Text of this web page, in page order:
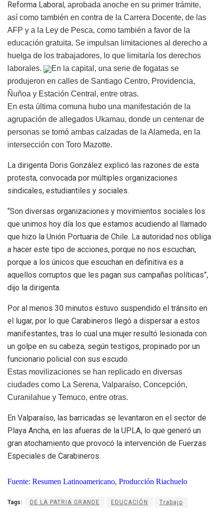
Reforma Laboral, aprobada anoche en su primer trámite,
así como también en contra de la Carrera Docente, de las
AFP y a la Ley de Pesca, como también a favor de la
educación gratuita. Se impulsan limitaciones al derecho a
huelga de los trabajadores, lo que limitaría los derechos
laborales.
En la capital, una serie de fogatas se
produjeron en calles de Santiago Centro, Providencia,
Ñuñoa y Estación Central, entre otras.
En esta última comuna hubo una manifestación de la
agrupación de allegados Ukamau, donde un centenar de
personas se tomó ambas calzadas de la Alameda, en la
intersección con Toro Mazotte.
La dirigenta Doris González explicó las razones de esta
protesta, convocada por múltiples organizaciones
sindicales, estudiantiles y sociales.
“Son diversas organizaciones y movimientos sociales los
que unimos hoy día los que estamos acudiendo al llamado
que hizo la Unión Portuaria de Chile. La autoridad nos obliga
a hacer este tipo de acciones, porque no nos escuchan,
porque a los únicos que escuchan en definitiva es a
aquellos corruptos que les pagan sus campañas políticas”,
dijo la dirigenta.
Por al menos 30 minutos estuvo suspendido el tránsito en
el lugar, por lo que Carabineros llegó a dispersar a estos
manifestantes, tras lo cual una mujer resultó lesionada con
un golpe en su cabeza, según testigos, propinado por un
funcionario policial con sus escudo.
Estas movilizaciones se han replicado en diversas
ciudades como La Serena, Valparaíso, Concepción,
Curanilahue y Temuco, entre otras.
En Valparaíso, las barricadas se levantaron en el sector de
Playa Ancha, en las afueras de la UPLA, lo que generó un
gran atochamiento que provocó la intervención de Fuerzas
Especiales de Carabineros.
Fuente: Resumen Latinoamericano, Producción Riachuelo
Tags: DE LA PATRIA GRANDE EDUCACIÓN Trabajo